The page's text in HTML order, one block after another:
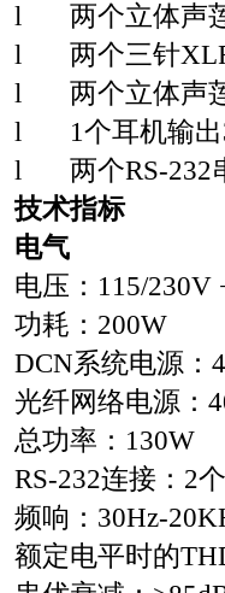
l
两个立体声
l
两个三针
l
两个立体声
l
1个耳机输出
l
两个RS-232
技术指标
电气
电压： 115/230V
功耗： 200W
DCN系统电源：
光纤网络电源：
总功率： 130W
RS-232连接： 2
频响： 30Hz-
额定电平时的